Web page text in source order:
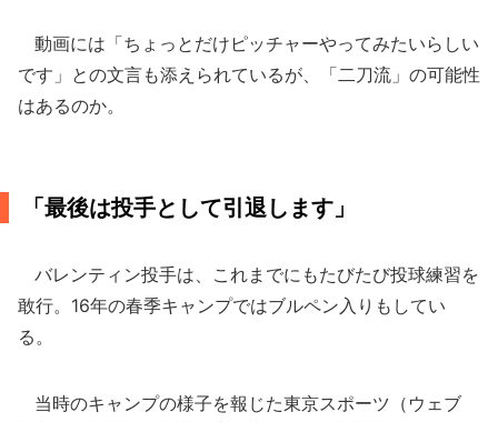
動画には「ちょっとだけピッチャーやってみたいらしい
です」との文言も添えられているが、「二刀流」の可能性
はあるのか。
「最後は投手として引退します」
バレンティン投手は、これまでにもたびたび投球練習を
敢行。16年の春季キャンプではブルペン入りもしてい
る。
当時のキャンプの様子を報じた東京スポーツ（ウェブ